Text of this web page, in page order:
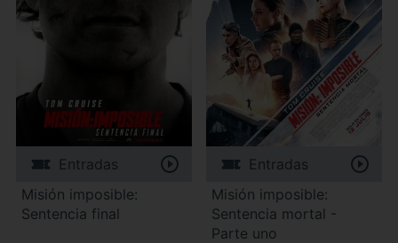
Entradas
Misión imposible:
Sentencia final
Entradas
Misión imposible:
Sentencia mortal -
Parte uno